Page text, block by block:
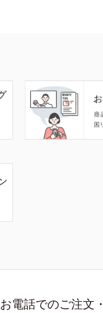
お電話でのご注文